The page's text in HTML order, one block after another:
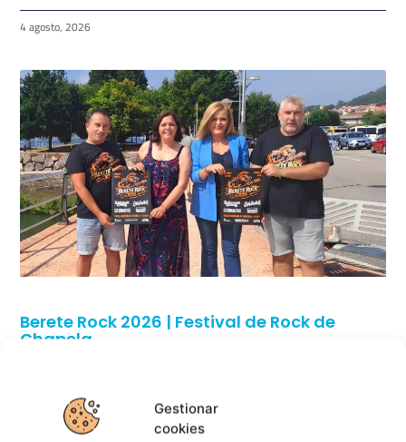
Gestionar
cookies
Berete Rock 2026 | Festival de Rock de
Chapela
28 julio, 2026
Noticias de Ourenseplan
Festival Noites Teatrais de Vilamarín 2026 12
Verano Cultural de Seixalbo 2026 31 mayo,
2026
Noticias de Pontevedraplan